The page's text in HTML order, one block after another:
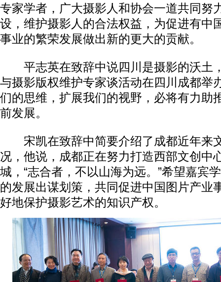
专家学者，广大摄影人和协会一道共同努
设，维护摄影人的合法权益，为促进有中
事业的繁荣发展做出新的更大的贡献。
平志英在致辞中说四川是摄影的沃土
与摄影版权维护专家谈活动在四川成都举
们的思维，扩展我们的视野，必将有力助
前发展。
宋凯在致辞中简要介绍了成都近年来
况，他说，成都正在努力打造西部文创中
城，“志合者，不以山海为远。”希望嘉宾
的发展出谋划策，共同促进中国图片产业
好地保护摄影艺术的知识产权。